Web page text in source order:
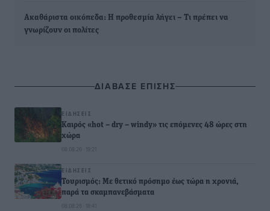
Ακαθάριστα οικόπεδα: Η προθεσμία λήγει – Τι πρέπει να
γνωρίζουν οι πολίτες
ΔΙΑΒΑΣΕ ΕΠΙΣΗΣ
ΕΙΔΉΣΕΙΣ
Καιρός «hot – dry – windy» τις επόμενες 48 ώρες στη
χώρα
08.08.26 · 19:21
ΕΙΔΉΣΕΙΣ
Τουρισμός: Με θετικό πρόσημο έως τώρα η χρονιά,
παρά τα σκαμπανεβάσματα
08.08.26 · 18:41